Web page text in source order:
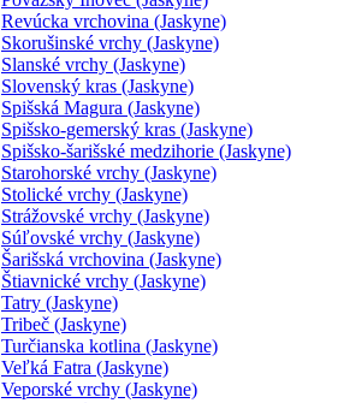
Revúcka vrchovina (Jaskyne)
Skorušinské vrchy (Jaskyne)
Slanské vrchy (Jaskyne)
Slovenský kras (Jaskyne)
Spišská Magura (Jaskyne)
Spišsko-gemerský kras (Jaskyne)
Spišsko-šarišské medzihorie (Jaskyne)
Starohorské vrchy (Jaskyne)
Stolické vrchy (Jaskyne)
Strážovské vrchy (Jaskyne)
Súľovské vrchy (Jaskyne)
Šarišská vrchovina (Jaskyne)
Štiavnické vrchy (Jaskyne)
Tatry (Jaskyne)
Tribeč (Jaskyne)
Turčianska kotlina (Jaskyne)
Veľká Fatra (Jaskyne)
Veporské vrchy (Jaskyne)